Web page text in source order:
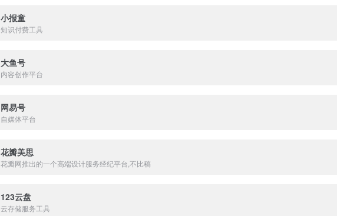
小报童
知识付费工具
大鱼号
内容创作平台
网易号
自媒体平台
花瓣美思
花瓣网推出的一个高端设计服务经纪平台,不比稿
123云盘
云存储服务工具